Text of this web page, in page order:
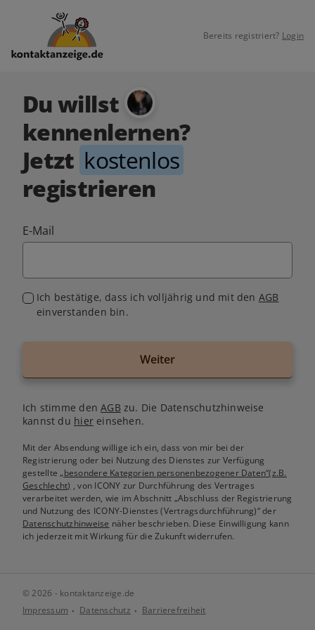
Bereits registriert? Login
Du willst
kennenlernen?
Jetzt kostenlos
registrieren
E-Mail
Ich bestätige, dass ich volljährig und mit den AGB
einverstanden bin.
Weiter
Ich stimme denAGB zu. Die Datenschutzhinweise
kannst du hiereinsehen.
Mit der Absendung willige ich ein, dass von mir bei der
Registrierung oder bei Nutzung des Dienstes zur Verfügung
gestellte„besondere Kategorien personenbezogener Daten“(z.B.
Geschlecht) , von ICONY zur Durchführung des Vertrages
verarbeitet werden, wie im Abschnitt „Abschluss der Registrierung
und Nutzung des ICONY-Dienstes (Vertragsdurchführung)“ der
Datenschutzhinweise näher beschrieben. Diese Einwilligung kann
ich jederzeit mit Wirkung für die Zukunft widerrufen.
© 2026 - kontaktanzeige.de
Impressum
Datenschutz Barrierefreiheit